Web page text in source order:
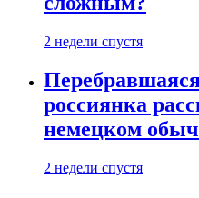
2 недели спустя
россиянка
немецком
2 недели спустя